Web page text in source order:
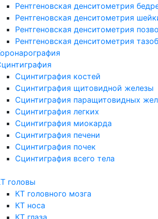
Рентгеновская денситометрия
Рентгеновская денситометрия
Рентгеновская денситометрия
Рентгеновская денситометрия
Сцинтиграфия костей
Сцинтиграфия щитовидной железы
Сцинтиграфия паращитовидных
Сцинтиграфия легких
Сцинтиграфия миокарда
Сцинтиграфия печени
Сцинтиграфия почек
Сцинтиграфия всего тела
головы
КТ головного мозга
КТ носа
КТ глаза